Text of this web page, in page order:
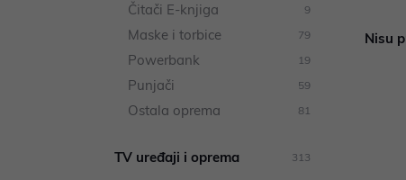
Čitači E-knjiga 9
Maske i torbice 79
Powerbank 19
Punjači 59
Ostala oprema 81
TV uređaji i oprema 313
Nisu